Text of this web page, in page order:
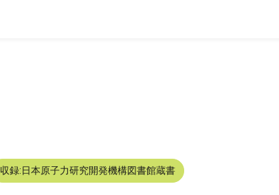
収録:日本原子力研究開発機構図書館蔵書